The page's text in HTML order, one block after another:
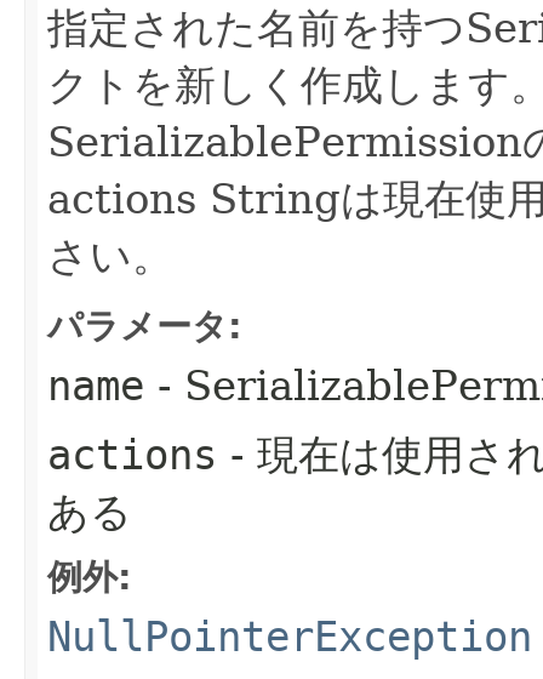
指定された名前を持つ
クトを新しく作成します
SerializablePermission
actions Stringは現在使
さい。
パラメータ:
name -
actions - 現在は使用さ
ある
例外:
NullPointerException